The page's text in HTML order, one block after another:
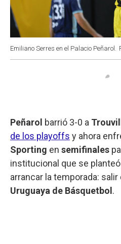
Emiliano Serres en el Palacio Peñarol.
Peñarol barrió 3-0 a
de los playoffs y ahora
Sporting en semifinales
institucional que se
arrancar la temporada:
Uruguaya de Básquetbol .